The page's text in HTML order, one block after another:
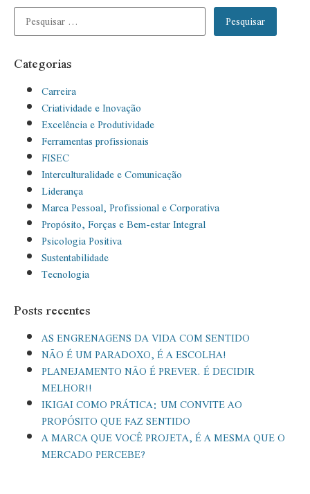
Categorias
Carreira
Criatividade e Inovação
Excelência e Produtividade
Ferramentas profissionais
FISEC
Interculturalidade e Comunicação
Liderança
Marca Pessoal, Profissional e Corporativa
Propósito, Forças e Bem-estar Integral
Psicologia Positiva
Sustentabilidade
Tecnologia
Posts recentes
AS ENGRENAGENS DA VIDA COM SENTIDO
NÃO É UM PARADOXO, É A ESCOLHA!
PLANEJAMENTO NÃO É PREVER. É DECIDIR
MELHOR!!
IKIGAI COMO PRÁTICA: UM CONVITE AO
PROPÓSITO QUE FAZ SENTIDO
A MARCA QUE VOCÊ PROJETA, É A MESMA QUE O
MERCADO PERCEBE?